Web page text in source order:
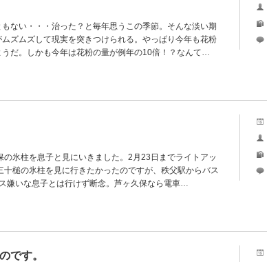
ない・・・治った？と毎年思うこの季節。そんな淡い期
ズムズして現実を突きつけられる。やっぱり今年も花粉
だ。しかも今年は花粉の量が例年の10倍！？なんて…
の氷柱を息子と見にいきました。2月23日までライトアッ
十槌の氷柱を見に行きたかったのですが、秩父駅からバス
嫌いな息子とは行けず断念。芦ヶ久保なら電車…
です。